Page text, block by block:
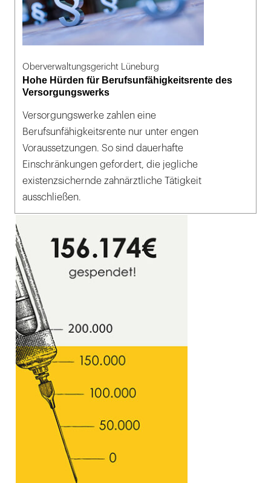
Oberverwaltungsgericht Lüneburg
Hohe Hürden für Berufsunfähigkeitsrente des
Versorgungswerks
Versorgungswerke zahlen eine
Berufsunfähigkeitsrente nur unter engen
Voraussetzungen. So sind dauerhafte
Einschränkungen gefordert, die jegliche
existenzsichernde zahnärztliche Tätigkeit
ausschließen.